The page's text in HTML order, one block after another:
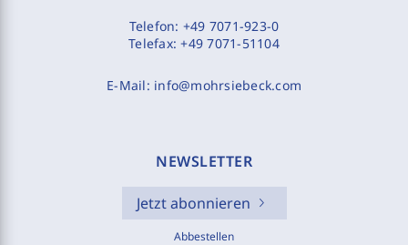
Telefon: +49 7071-923-0
Telefax:+49 7071-51104
E-Mail: info@mohrsiebeck.com
NEWSLETTER
Jetzt abonnieren
Abbestellen